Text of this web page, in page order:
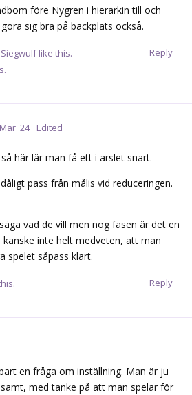
före Nygren i hierarkin till och
sig bra på backplats också.
Reply
Siegwulflike this.
Mar '24 Edited
här lär man få ett i arslet snart.
pass från målis vid reduceringen.
vad de vill men nog fasen är det en
inte helt medveten, att man
spelet såpass klart.
Reply
en fråga om inställning. Man är ju
med tanke på att man spelar för